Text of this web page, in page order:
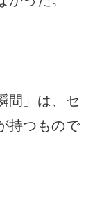
間」は、セ
持つもので